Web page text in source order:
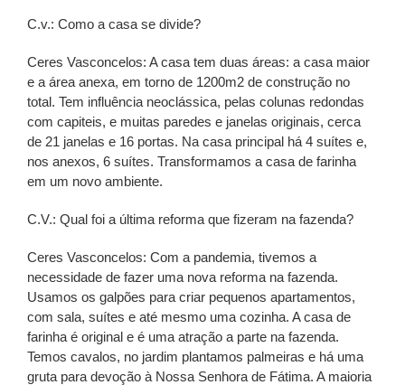
C.v.: Como a casa se divide?
Ceres Vasconcelos: A casa tem duas áreas: a casa maior
e a área anexa, em torno de 1200m2 de construção no
total. Tem influência neoclássica, pelas colunas redondas
com capiteis, e muitas paredes e janelas originais, cerca
de 21 janelas e 16 portas. Na casa principal há 4 suítes e,
nos anexos, 6 suítes. Transformamos a casa de farinha
em um novo ambiente.
C.V.: Qual foi a última reforma que fizeram na fazenda?
Ceres Vasconcelos: Com a pandemia, tivemos a
necessidade de fazer uma nova reforma na fazenda.
Usamos os galpões para criar pequenos apartamentos,
com sala, suítes e até mesmo uma cozinha. A casa de
farinha é original e é uma atração a parte na fazenda.
Temos cavalos, no jardim plantamos palmeiras e há uma
gruta para devoção à Nossa Senhora de Fátima. A maioria